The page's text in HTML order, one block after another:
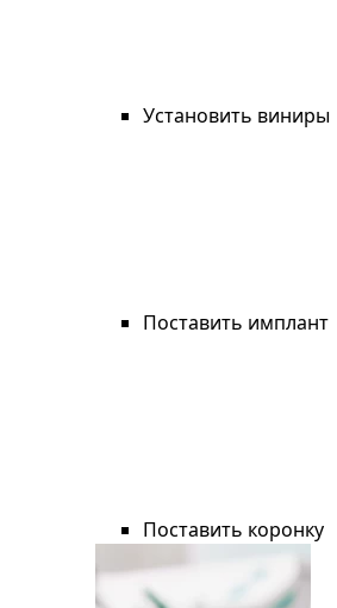
Установить виниры
Поставить имплант
Поставить коронку